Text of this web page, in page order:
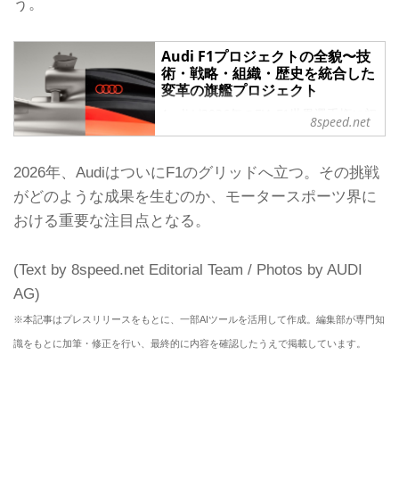
う。
Audi F1プロジェクトの全貌〜技
術・戦略・組織・歴史を統合した
変革の旗艦プロジェクト
Audiが2026年のFIA F1世界選手権に初
めてワークス体制で参戦する。このニ
を与えたが、その背景には単なるモー
タースポーツ活動の拡張ではないこと
が見えてくる。
Audiは今回のF1参戦を、技術開発やブ
ト”として位置づけている。耐久レー
か。そしてどのような準備を整え、ど
のような世界観を描きながら2026年を
8speed.net
2026年、AudiはついにF1のグリッドへ立つ。その挑戦
がどのような成果を生むのか、モータースポーツ界に
おける重要な注目点となる。
(Text by 8speed.net Editorial Team / Photos by AUDI
AG)
※本記事はプレスリリースをもとに、一部AIツールを活用して作成。編集部が専門知
識をもとに加筆・修正を行い、最終的に内容を確認したうえで掲載しています。